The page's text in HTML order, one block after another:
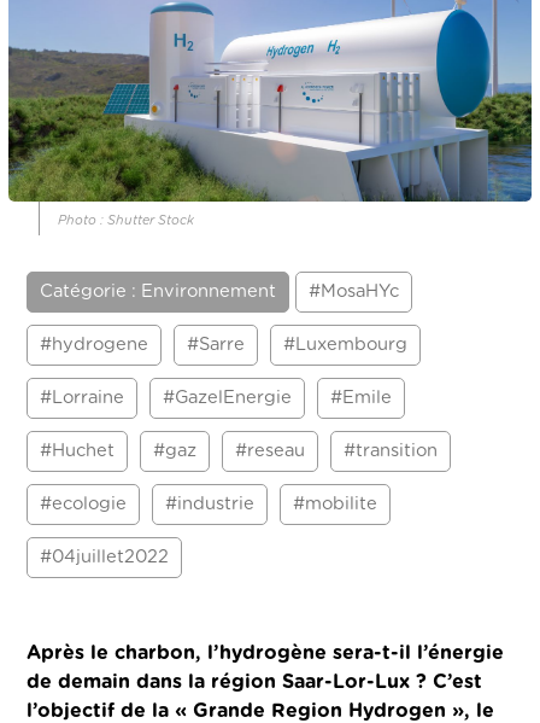
Photo : Shutter Stock
Catégorie : Environnement #MosaHYc
#hydrogene #Sarre #Luxembourg
#Lorraine #GazelEnergie #Emile
#Huchet #gaz #reseau #transition
#ecologie #industrie #mobilite
#04juillet2022
Après le charbon, l’hydrogène sera-t-il l’énergie
de demain dans la région Saar-Lor-Lux ? C’est
l’objectif de la « Grande Region Hydrogen », le